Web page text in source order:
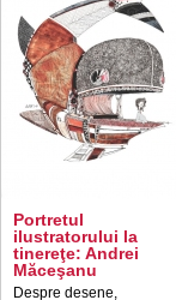
Portretul
ilustratorului la
tinereţe: Andrei
Măceşanu
Despre desene,